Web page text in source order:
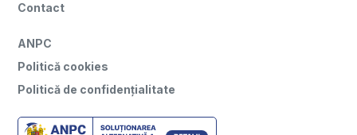
Contact
ANPC
Politică cookies
Politică de confidențialitate